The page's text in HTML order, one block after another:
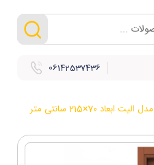
06142537436
70×215 سانتی متر